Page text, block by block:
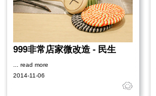
999非常店家微改造 - 民生
... read more
2014-11-06